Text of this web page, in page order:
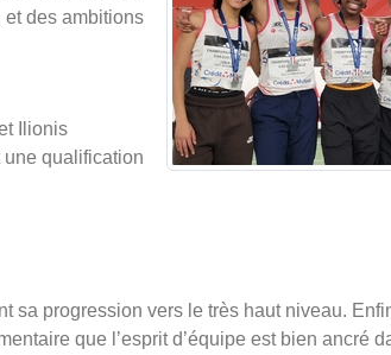
des ambitions
Ilionis
qualification
sa progression vers le très haut niveau.
que l’esprit d’équipe est bien ancré